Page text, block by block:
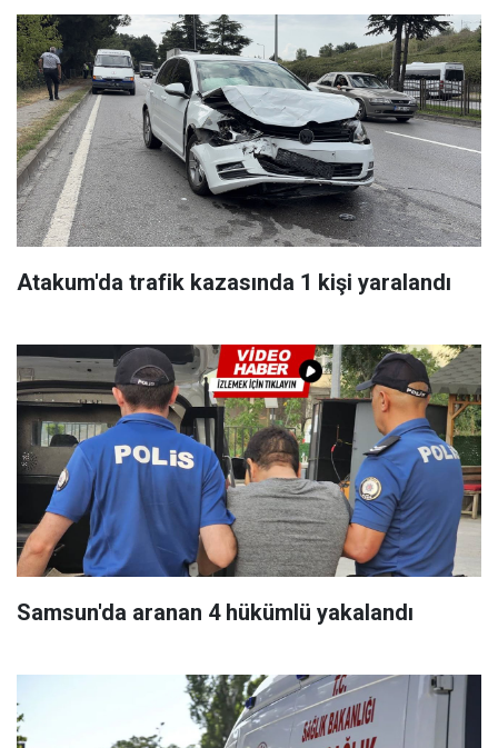
Atakum'da trafik kazasında 1 kişi yaralandı
Samsun'da aranan 4 hükümlü yakalandı